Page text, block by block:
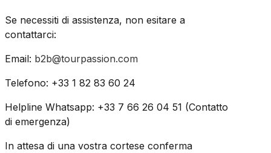
Se necessiti di assistenza, non esitare a
contattarci:
Email: b2b@tourpassion.com
Telefono: +33 1 82 83 60 24
Helpline Whatsapp: +33 7 66 26 04 51 (Contatto
di emergenza)
In attesa di una vostra cortese conferma